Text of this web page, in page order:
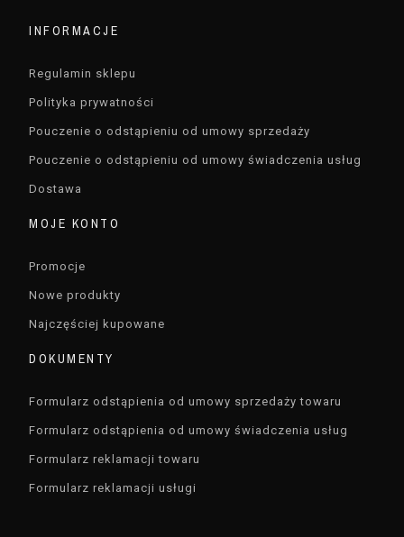
INFORMACJE
Regulamin sklepu
Polityka prywatności
Pouczenie o odstąpieniu od umowy sprzedaży
Pouczenie o odstąpieniu od umowy świadczenia usług
Dostawa
MOJE KONTO
Promocje
Nowe produkty
Najczęściej kupowane
DOKUMENTY
Formularz odstąpienia od umowy sprzedaży towaru
Formularz odstąpienia od umowy świadczenia usług
Formularz reklamacji towaru
Formularz reklamacji usługi